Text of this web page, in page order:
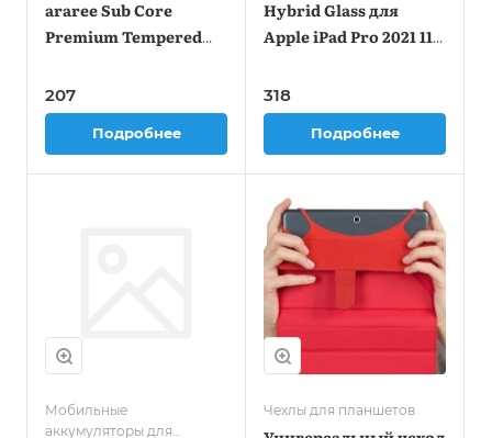
araree Sub Core
Premium Tempered
Tab A7 1шт. (GP-
TTT505KDATR)
207
Подробнее
Hybrid Glass для
Apple iPad Pro 2021 11"
318
Подробнее
Мобильные
аккумуляторы для
Чехлы для планшетов